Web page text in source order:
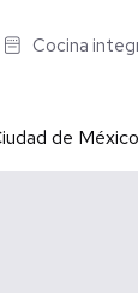
en las
Cocina
de México